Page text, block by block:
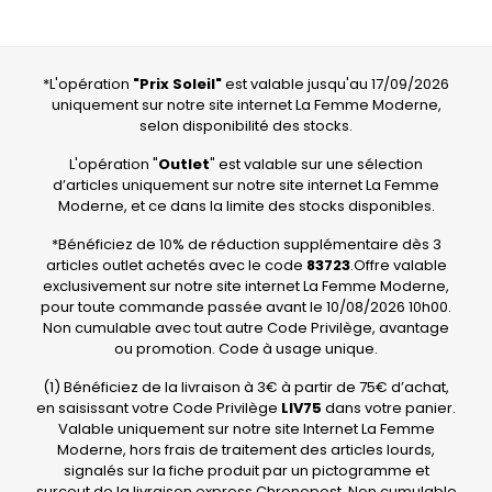
5
Avis vérifié
satisfaite, mis à part le détail dont je vous ai fait part dans
mon message adressé le jeudi 29 août 2024
Avis du01/09/2024 , suite à une expérience du05/08/2024 par
Utile(0) Signaler
3/ 5
N'a pas encore été utilisé
Avis du 24/04/2024 , suite à une expérience du 07/04/2024 par
A.A.
Utile(0) Signaler
4/5
*L'opération "Prix Soleil"est valable jusqu'au 17/09/2026
uniquement sur notre site internet La Femme Moderne,
selon disponibilité des stocks.
L'opération "Outlet" est valable sur une sélection
d’articles uniquement sur notre site internet La Femme
Moderne, et ce dans la limite des stocks disponibles.
*Bénéficiez de 10% de réduction supplémentaire dès 3
articles outlet achetés avec le code 83723.Offre valable
exclusivement sur notre site internet La Femme Moderne,
pour toute commande passée avant le 10/08/2026 10h00.
Non cumulable avec tout autre Code Privilège, avantage
ou promotion. Code à usage unique.
(1) Bénéficiez de la livraison à 3€ à partir de 75€ d’achat,
en saisissant votre Code Privilège LIV75 dans votre panier.
Valable uniquement sur notre site Internet La Femme
Moderne, hors frais de traitement des articles lourds,
signalés sur la fiche produit par un pictogramme et